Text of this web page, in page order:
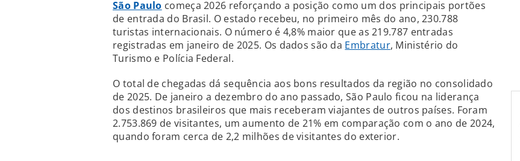
São Paulo começa 2026 reforçando a posição como um dos principais portões
de entrada do Brasil. O estado recebeu, no primeiro mês do ano, 230.788
turistas internacionais. O número é 4,8% maior que as 219.787 entradas
registradas em janeiro de 2025. Os dados são da Embratur, Ministério do
Turismo e Polícia Federal.
O total de chegadas dá sequência aos bons resultados da região no consolidado
de 2025. De janeiro a dezembro do ano passado, São Paulo ficou na liderança
dos destinos brasileiros que mais receberam viajantes de outros países. Foram
2.753.869 de visitantes, um aumento de 21% em comparação com o ano de 2024,
quando foram cerca de 2,2 milhões de visitantes do exterior.